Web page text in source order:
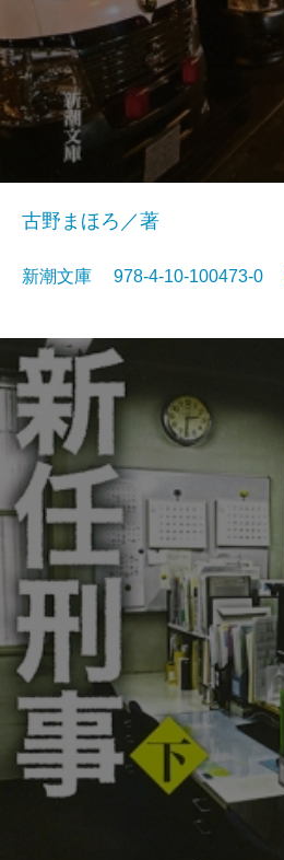
古野まほろ／著
新潮文庫 978-4-10-100473-